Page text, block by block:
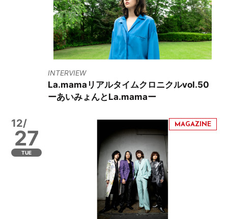
INTERVIEW
La.mamaリアルタイムクロニクルvol.50
ーあいみょんとLa.mamaー
12/
27
TUE